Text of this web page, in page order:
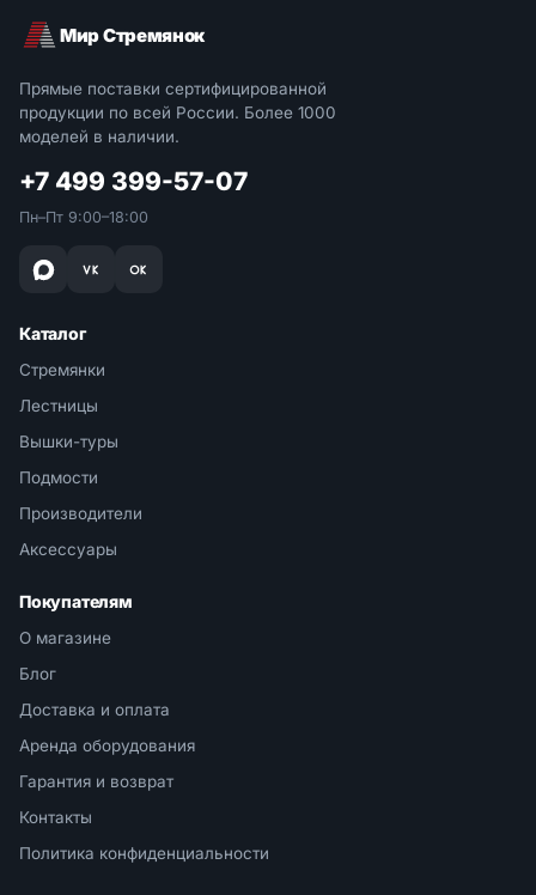
Мир Стремянок
Прямые поставки сертифицированной
продукции по всей России. Более 1000
моделей в наличии.
+7 499 399-57-07
Пн–Пт 9:00–18:00
Каталог
Стремянки
Лестницы
Вышки-туры
Подмости
Производители
Аксессуары
Покупателям
О магазине
Блог
Доставка и оплата
Аренда оборудования
Гарантия и возврат
Контакты
Политика конфиденциальности